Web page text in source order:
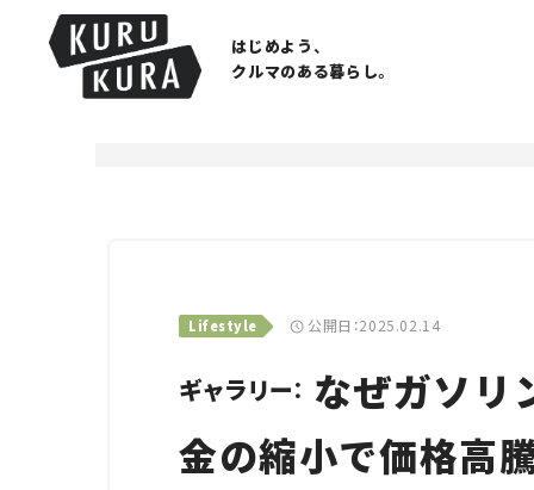
はじめよう、
クルマのある暮らし。
Lifestyle 公開日：2025.02.14
ギャラリー： なぜガソリ
金の縮小で価格高